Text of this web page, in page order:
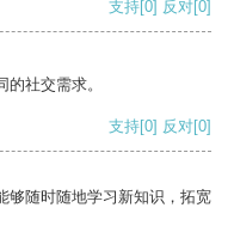
支持[0] 反对[0]
社交需求。
支持[0] 反对[0]
够随时随地学习新知识，拓宽